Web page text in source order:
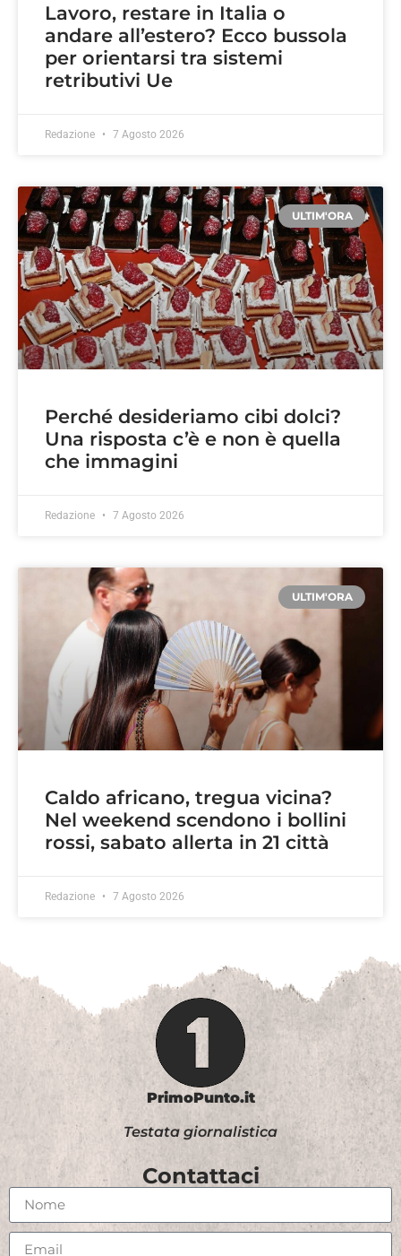
Lavoro, restare in Italia o
andare all’estero? Ecco bussola
per orientarsi tra sistemi
retributivi Ue
Redazione 7 Agosto 2026
ULTIM'ORA
Perché desideriamo cibi dolci?
Una risposta c’è e non è quella
che immagini
Redazione 7 Agosto 2026
ULTIM'ORA
Caldo africano, tregua vicina?
Nel weekend scendono i bollini
rossi, sabato allerta in 21 città
Redazione 7 Agosto 2026
PrimoPunto.it
Testata giornalistica
Contattaci